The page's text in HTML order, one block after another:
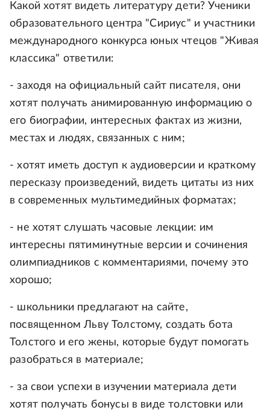
Какой хотят видеть литературу дети? Ученики
образовательного центра "Сириус" и участники
международного конкурса юных чтецов "Живая
классика" ответили:
- заходя на официальный сайт писателя, они
хотят получать анимированную информацию о
его биографии, интересных фактах из жизни,
местах и людях, связанных с ним;
- хотят иметь доступ к аудиоверсии и краткому
пересказу произведений, видеть цитаты из них
в современных мультимедийных форматах;
- не хотят слушать часовые лекции: им
интересны пятиминутные версии и сочинения
олимпиадников с комментариями, почему это
хорошо;
- школьники предлагают на сайте,
посвященном Льву Толстому, создать бота
Толстого и его жены, которые будут помогать
разобраться в материале;
- за свои успехи в изучении материала дети
хотят получать бонусы в виде толстовки или